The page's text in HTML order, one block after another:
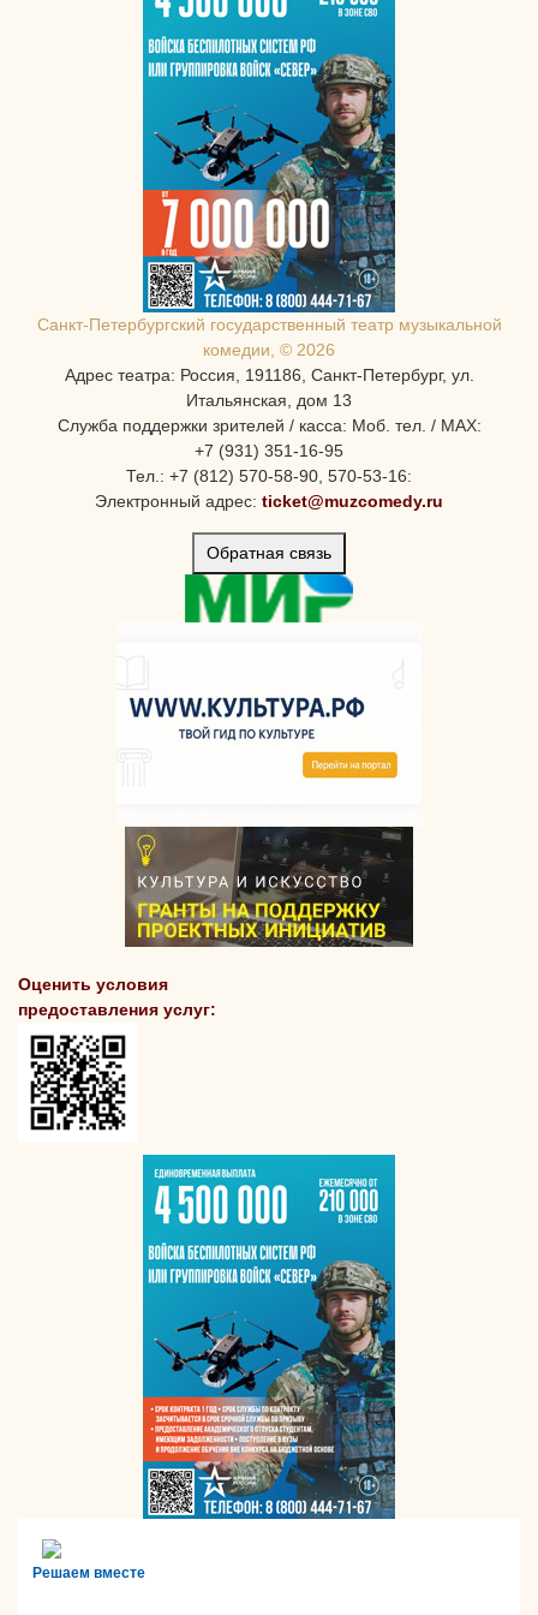
Санкт-Петербургcкий государственный театр музыкальной
комедии, © 2026
Адрес театра: Россия, 191186, Санкт-Петербург, ул.
Итальянская, дом 13
Служба поддержки зрителей / касса: Моб. тел. / MAX:
+7 (931) 351-16-95
Тел.: +7 (812) 570-58-90, 570-53-16:
Электронный адрес: ticket@muzcomedy.ru
Обратная связь
Оценить условия
предоставления услуг:
Решаем вместе